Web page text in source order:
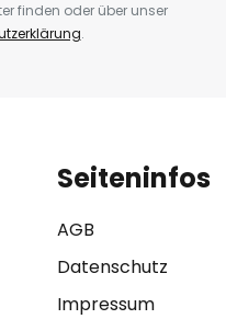
finden oder über unser
.
Seiteninfos
AGB
Datenschutz
Impressum